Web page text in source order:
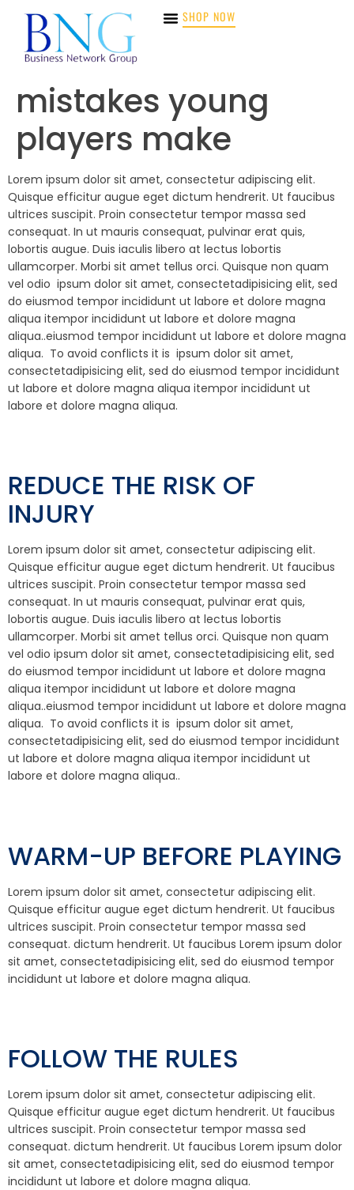
SHOP NOW
mistakes young
players make
Lorem ipsum dolor sit amet, consectetur adipiscing elit.
Quisque efficitur augue eget dictum hendrerit. Ut faucibus
ultrices suscipit. Proin consectetur tempor massa sed
consequat. In ut mauris consequat, pulvinar erat quis,
lobortis augue. Duis iaculis libero at lectus lobortis
ullamcorper. Morbi sit amet tellus orci. Quisque non quam
vel odio ipsum dolor sit amet, consectetadipisicing elit, sed
do eiusmod tempor incididunt ut labore et dolore magna
aliqua itempor incididunt ut labore et dolore magna
aliqua..eiusmod tempor incididunt ut labore et dolore magna
aliqua. To avoid conflicts it is ipsum dolor sit amet,
consectetadipisicing elit, sed do eiusmod tempor incididunt
ut labore et dolore magna aliqua itempor incididunt ut
labore et dolore magna aliqua.
REDUCE THE RISK OF
INJURY
Lorem ipsum dolor sit amet, consectetur adipiscing elit.
Quisque efficitur augue eget dictum hendrerit. Ut faucibus
ultrices suscipit. Proin consectetur tempor massa sed
consequat. In ut mauris consequat, pulvinar erat quis,
lobortis augue. Duis iaculis libero at lectus lobortis
ullamcorper. Morbi sit amet tellus orci. Quisque non quam
vel odio ipsum dolor sit amet, consectetadipisicing elit, sed
do eiusmod tempor incididunt ut labore et dolore magna
aliqua itempor incididunt ut labore et dolore magna
aliqua..eiusmod tempor incididunt ut labore et dolore magna
aliqua. To avoid conflicts it is ipsum dolor sit amet,
consectetadipisicing elit, sed do eiusmod tempor incididunt
ut labore et dolore magna aliqua itempor incididunt ut
labore et dolore magna aliqua..
WARM-UP BEFORE PLAYING
Lorem ipsum dolor sit amet, consectetur adipiscing elit.
Quisque efficitur augue eget dictum hendrerit. Ut faucibus
ultrices suscipit. Proin consectetur tempor massa sed
consequat. dictum hendrerit. Ut faucibus Lorem ipsum dolor
sit amet, consectetadipisicing elit, sed do eiusmod tempor
incididunt ut labore et dolore magna aliqua.
FOLLOW THE RULES
Lorem ipsum dolor sit amet, consectetur adipiscing elit.
Quisque efficitur augue eget dictum hendrerit. Ut faucibus
ultrices suscipit. Proin consectetur tempor massa sed
consequat. dictum hendrerit. Ut faucibus Lorem ipsum dolor
sit amet, consectetadipisicing elit, sed do eiusmod tempor
incididunt ut labore et dolore magna aliqua.